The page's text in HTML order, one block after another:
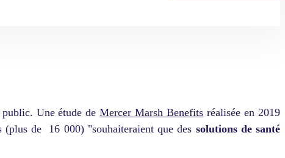
public. Une étude deMercer Marsh Benefits réalisée en 2019
(plus de 16 000) "souhaiteraient que des solutions de santé